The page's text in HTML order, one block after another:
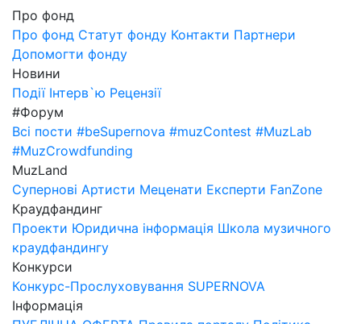
Про фонд
Про фонд Статут фонду Контакти Партнери
Допомогти фонду
Новини
Події Інтерв`ю Рецензії
#Форум
Всі пости #beSupernova #muzContest #MuzLab
#MuzCrowdfunding
MuzLand
Супернові Артисти Меценати Експерти FanZone
Краудфандинг
Проекти Юридична інформація Школа музичного
краудфандингу
Конкурси
Конкурс-Прослуховування SUPERNOVA
Інформація